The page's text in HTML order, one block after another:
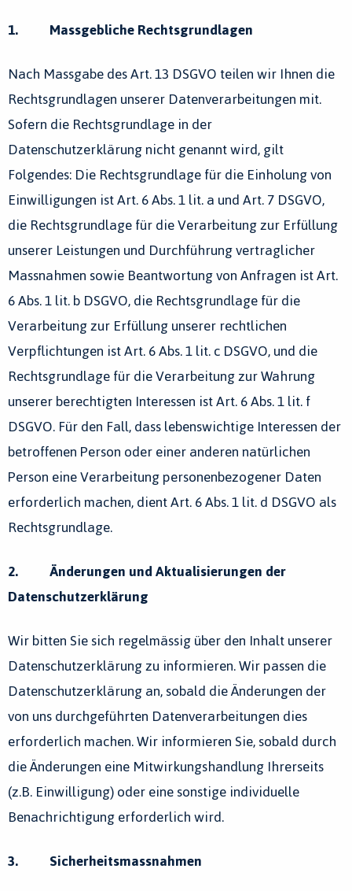
1. Massgebliche Rechtsgrundlagen
Nach Massgabe des Art. 13 DSGVO teilen wir Ihnen die
Rechtsgrundlagen unserer Datenverarbeitungen mit.
Sofern die Rechtsgrundlage in der
Datenschutzerklärung nicht genannt wird, gilt
Folgendes: Die Rechtsgrundlage für die Einholung von
Einwilligungen ist Art. 6 Abs. 1 lit. a und Art. 7 DSGVO,
die Rechtsgrundlage für die Verarbeitung zur Erfüllung
unserer Leistungen und Durchführung vertraglicher
Massnahmen sowie Beantwortung von Anfragen ist Art.
6 Abs. 1 lit. b DSGVO, die Rechtsgrundlage für die
Verarbeitung zur Erfüllung unserer rechtlichen
Verpflichtungen ist Art. 6 Abs. 1 lit. c DSGVO, und die
Rechtsgrundlage für die Verarbeitung zur Wahrung
unserer berechtigten Interessen ist Art. 6 Abs. 1 lit. f
DSGVO. Für den Fall, dass lebenswichtige Interessen der
betroffenen Person oder einer anderen natürlichen
Person eine Verarbeitung personenbezogener Daten
erforderlich machen, dient Art. 6 Abs. 1 lit. d DSGVO als
Rechtsgrundlage.
2. Änderungen und Aktualisierungen der
Datenschutzerklärung
Wir bitten Sie sich regelmässig über den Inhalt unserer
Datenschutzerklärung zu informieren. Wir passen die
Datenschutzerklärung an, sobald die Änderungen der
von uns durchgeführten Datenverarbeitungen dies
erforderlich machen. Wir informieren Sie, sobald durch
die Änderungen eine Mitwirkungshandlung Ihrerseits
(z.B. Einwilligung) oder eine sonstige individuelle
Benachrichtigung erforderlich wird.
3. Sicherheitsmassnahmen